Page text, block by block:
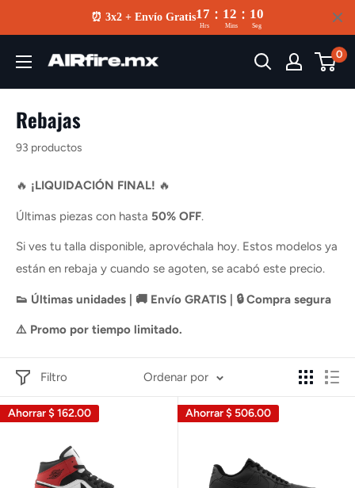
⏰ 3x2 + Envío Gratis17 : 12 : 09
Hrs Mins Seg
directamente
al
contenido
AIRfire 0
Rebajas
93 productos
🔥 ¡LIQUIDACIÓN FINAL! 🔥
Últimas piezas con hasta 50% OFF.
Si ves tu talla disponible, aprovéchala hoy. Estos modelos ya
están en rebaja y cuando se agoten, se acabó este precio.
👟 Últimas unidades | 🚚 Envío GRATIS | 🔒 Compra segura
⚠️ Promo por tiempo limitado.
Filtro Ordenar por
Ahorrar$ 162.00 Ahorrar$ 506.00